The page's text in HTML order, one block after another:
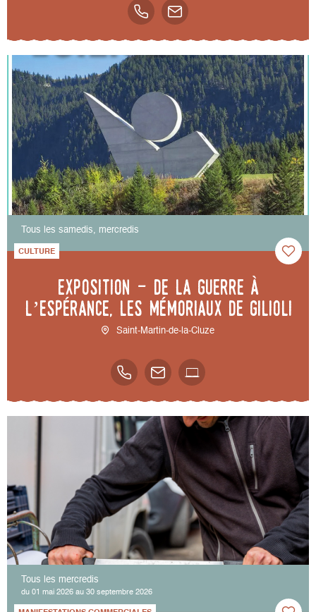
Tous les samedis, mercredis
CULTURE
Exposition - De la guerre à
l’espérance, les mémoriaux de Gilioli
Saint-Martin-de-la-Cluze
Tous les mercredis
du 01 mai 2026 au 30 septembre 2026